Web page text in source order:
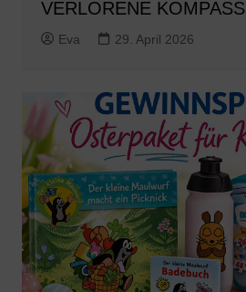
VERLORENE KOMPASS
Eva 29. April 2026